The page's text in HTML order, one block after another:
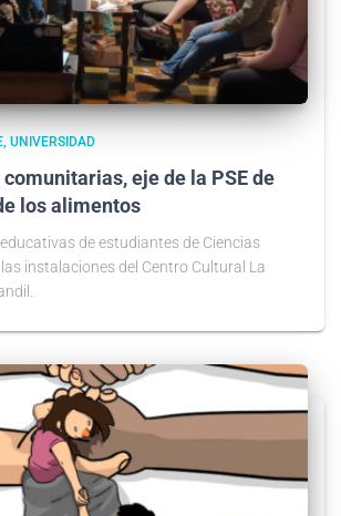
UNIVERSIDAD
eje de la PSE de
los alimentos
de estudiantes de Ciencias
instalaciones del Centro Cultural La